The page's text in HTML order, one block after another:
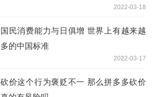
2022-03-18
国民消费能力与日俱增 世界上有越来越
多的中国标准
2022-03-17
砍价这个行为褒贬不一 那么拼多多砍价